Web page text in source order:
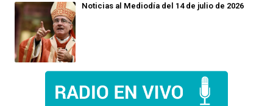
Noticias al Mediodía del 14 de julio de 2026